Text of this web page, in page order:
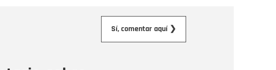
Sí, comentar aquí ❯